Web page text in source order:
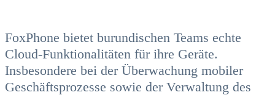
FoxPhone bietet burundischen Teams echte
Cloud-Funktionalitäten für ihre Geräte.
Insbesondere bei der Überwachung mobiler
Geschäftsprozesse sowie der Verwaltung des